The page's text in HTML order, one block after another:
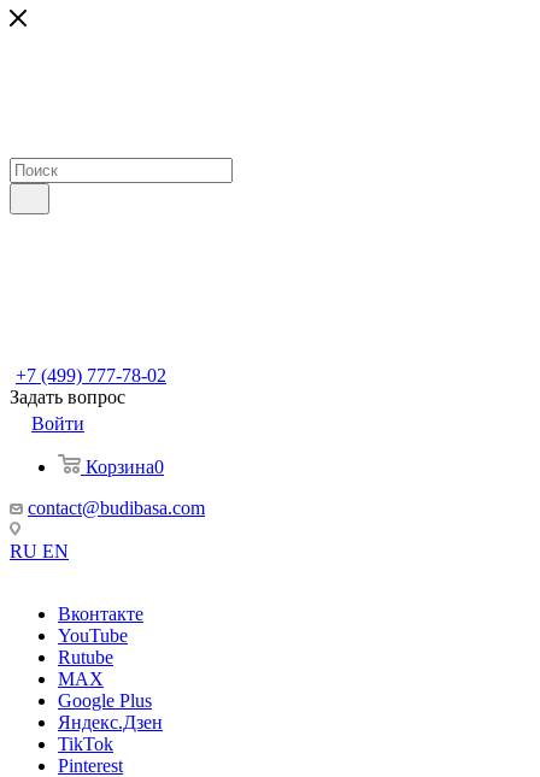
+7 (499) 777-78-02
Задать вопрос
Войти
Корзина0
contact@budibasa.com
RU EN
Вконтакте
YouTube
Rutube
MAX
Google Plus
Яндекс.Дзен
TikTok
Pinterest